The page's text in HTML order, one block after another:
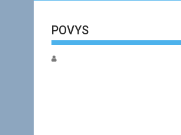
POVYS